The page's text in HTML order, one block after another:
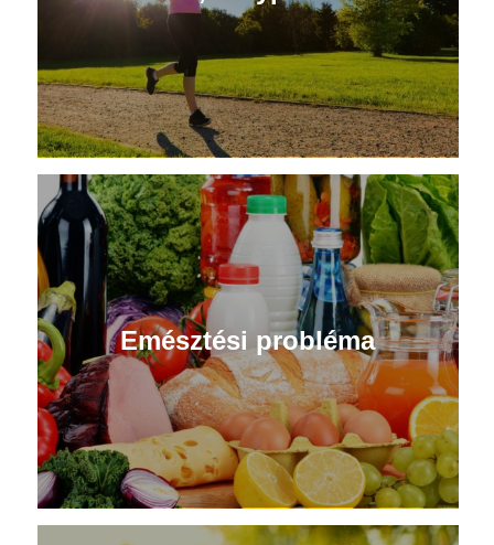
Emésztési probléma